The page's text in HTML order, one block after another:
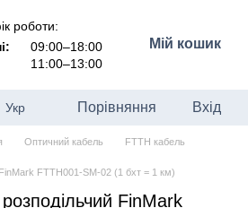
роботи:
09:00–18:00
11:00–13:00
Мій кошик
Укр Порівняння Вхід
Оптичний кабель
FTTH кабель
FTTH001-SM-02 (1 бхт = 1 км)
FinMark